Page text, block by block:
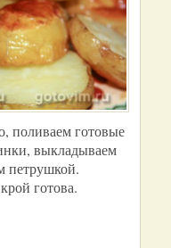
поливаем готовые
выкладываем
петрушкой.
готова.